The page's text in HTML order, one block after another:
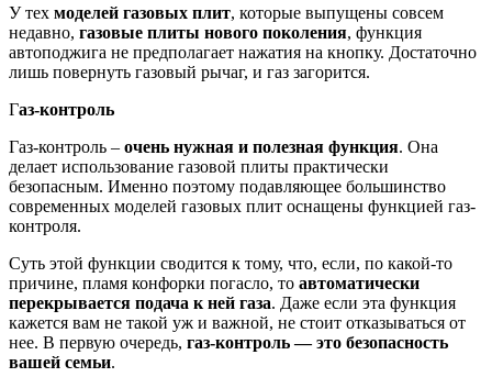
У тех моделей газовых плит, которые выпущены совсем
недавно, газовые плиты нового поколения, функция
автоподжига не предполагает нажатия на кнопку. Достаточно
лишь повернуть газовый рычаг, и газ загорится.
Газ-контроль
Газ-контроль – очень нужная и полезная функция. Она
делает использование газовой плиты практически
безопасным. Именно поэтому подавляющее большинство
современных моделей газовых плит оснащены функцией газ-
контроля.
Суть этой функции сводится к тому, что, если, по какой-то
причине, пламя конфорки погасло, то автоматически
перекрывается подача к ней газа. Даже если эта функция
кажется вам не такой уж и важной, не стоит отказываться от
нее. В первую очередь, газ-контроль — это безопасность
вашей семьи.